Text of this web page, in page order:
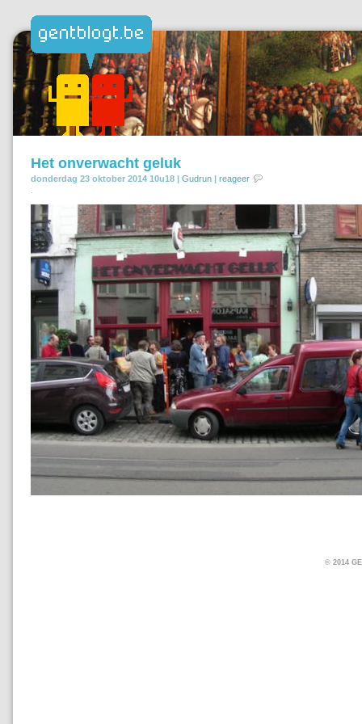
Het onverwacht geluk
donderdag 23 oktober 2014 10u18 | Gudrun | reageer
© 2014